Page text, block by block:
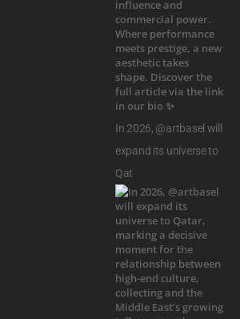
In 2026, @artbasel will
expand its universe to
Qat